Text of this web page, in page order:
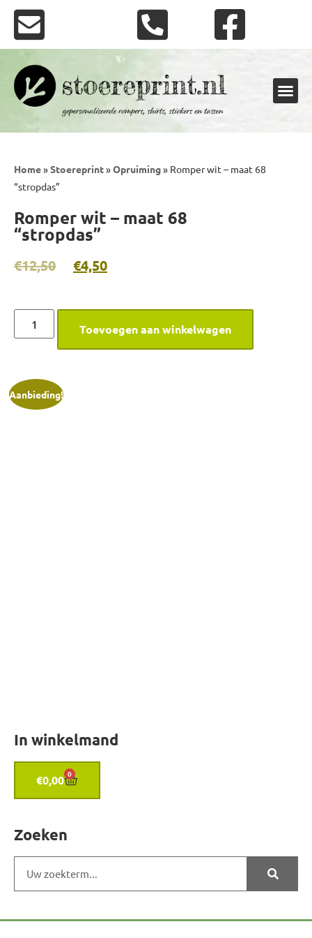
In winkelmand
€0,00 0
Zoeken
Home»Stoereprint»Opruiming» Romper wit – maat 68
“stropdas”
Romper wit – maat 68
“stropdas”
€12,50 €4,50
Toevoegen aan winkelwagen
Aanbieding!